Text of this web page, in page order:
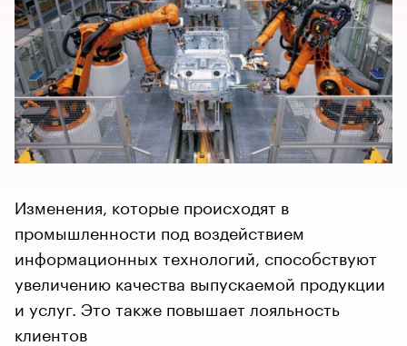
Изменения, которые происходят в
промышленности под воздействием
информационных технологий, способствуют
увеличению качества выпускаемой продукции
и услуг. Это также повышает лояльность
клиентов